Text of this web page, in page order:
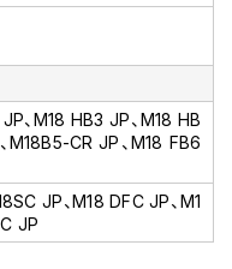
、M18 HB3 JP、M18 HB
M18B5-CR JP、M18 FB6
JP、M18 DFC JP、M1
JP